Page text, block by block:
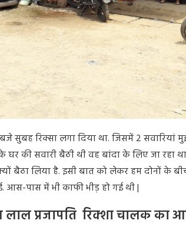
बजे सुबह रिक्सा लगा दिया था. जिसमें2सवारियां
की सवारी बैठी थी वह बांदा के लिए जा रहा था
बैठा लिया है. इसी बात को लेकर हम दोनों के
आस-पास में भी काफी भीड़ हो गई थी |
लाल प्रजापति रिक्शा चालक का